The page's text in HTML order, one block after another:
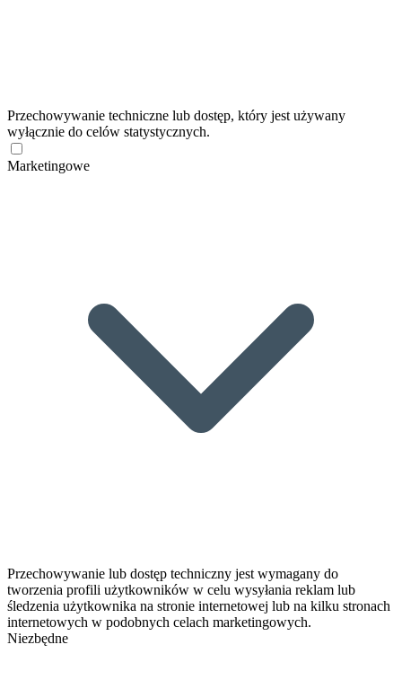
Przechowywanie techniczne lub dostęp, który jest używany
wyłącznie do celów statystycznych.
Marketingowe
Przechowywanie lub dostęp techniczny jest wymagany do
tworzenia profili użytkowników w celu wysyłania reklam lub
śledzenia użytkownika na stronie internetowej lub na kilku stronach
internetowych w podobnych celach marketingowych.
Niezbędne